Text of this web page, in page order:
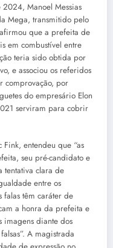
Manoel Messias
Mega, transmitido pelo
que a prefeita de
em combustível entre
teria sido obtida por
e associou os referidos
comprovação, por
do empresário Elon
serviram para cobrir
entendeu que “as
seu pré-candidato e
tentativa clara de
entre os
falas têm caráter de
a honra da prefeita e
imagens diante dos
A magistrada